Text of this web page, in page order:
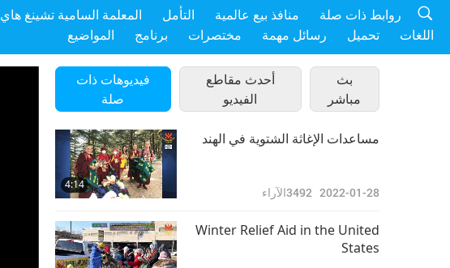
المعلمة السامية تشينغ هاي التأمل منافذ بيع عالمية
روابط ذات صلة
المواضيع
برنامج مختصرات رسائل مهمة تحميل اللغات
فيديوهات ذات
صلة
أحدث مقاطع
الفيديو
بث
مباشر
4:14
مساعدات الإغاثة الشتوية في الهند
2022-01-28
3492الآراء
Winter Relief Aid in the United
States